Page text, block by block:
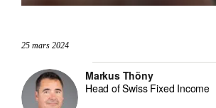
25 mars 2024
Markus Thöny
Head of Swiss Fixed Income